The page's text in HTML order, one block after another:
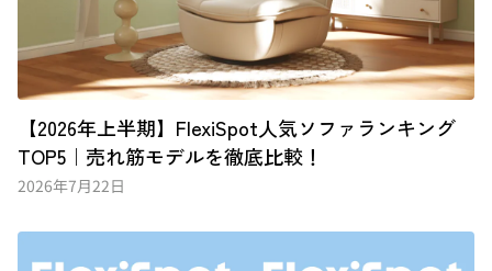
【2026年上半期】FlexiSpot人気ソファランキング
TOP5｜売れ筋モデルを徹底比較！
2026年7月22日